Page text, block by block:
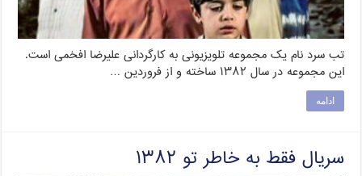
تب سرد نام یک مجموعه‌ تلویزیونی به کارگردانی علیرضا افخمی است.
این مجموعه در سال ۱۳۸۲ ساخته و از فروردین …
ادامه
سریال فقط به خاطر تو ۱۳۸۲